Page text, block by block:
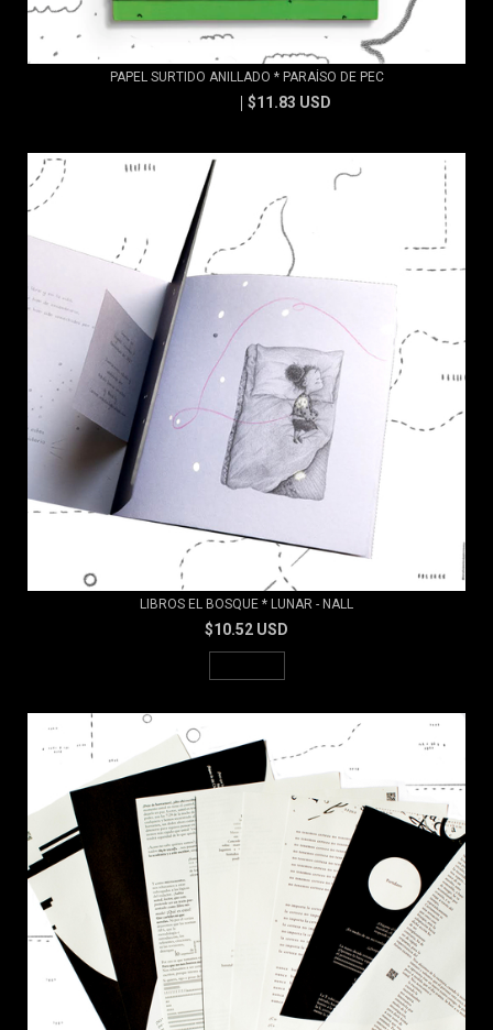
PAPEL SURTIDO ANILLADO * PARAÍSO DE PEC
$11.83 USD
LIBROS EL BOSQUE * LUNAR - NALL
$10.52 USD